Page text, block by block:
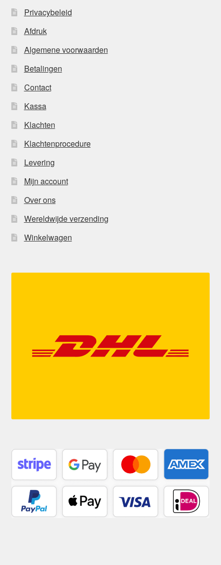
Privacybeleid
Afdruk
Algemene voorwaarden
Betalingen
Contact
Kassa
Klachten
Klachtenprocedure
Levering
Mijn account
Over ons
Wereldwijde verzending
Winkelwagen